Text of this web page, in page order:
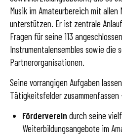
Musik im Amateurbereich mit
unterstützen. Er ist zentrale
Fragen für seine 113
Instrumentalensembles sowie die
Partnerorganisationen.
Seine vorrangigen Aufgaben
Tätigkeitsfelder
Förderverein durch seine
Weiterbildungsangebote im